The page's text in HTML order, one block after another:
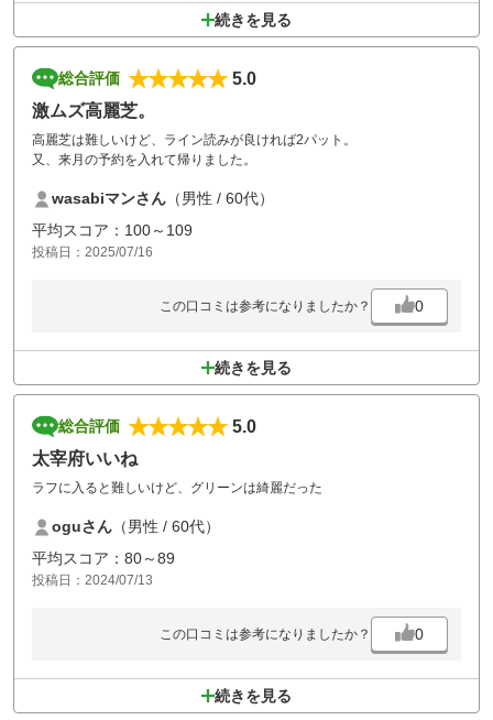
続きを見る
総合評価
5.0
激ムズ高麗芝。
高麗芝は難しいけど、ライン読みが良ければ2パット。
又、来月の予約を入れて帰りました。
wasabiマンさん （男性 / 60代）
平均スコア：100～109
投稿日：2025/07/16
この口コミは参考になりましたか？ 0
続きを見る
総合評価
5.0
太宰府いいね
ラフに入ると難しいけど、グリーンは綺麗だった
oguさん （男性 / 60代）
平均スコア：80～89
投稿日：2024/07/13
この口コミは参考になりましたか？ 0
続きを見る